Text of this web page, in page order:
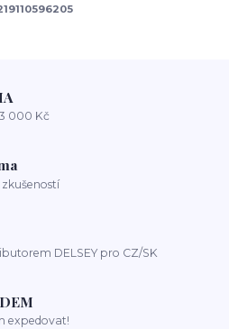
000 Kč
DELSEY pro CZ/SK
expedovat!